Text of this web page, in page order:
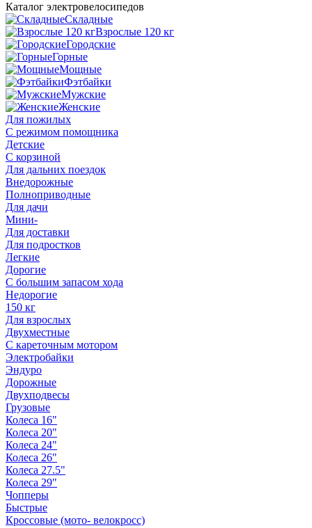
Каталог электровелосипедов
Складные
Взрослые 120 кг
Городские
Горные
Мощные
Фэтбайки
Мужские
Женские
Для пожилых
С режимом помощника
Детские
С корзиной
Для дальних поездок
Внедорожные
Полноприводные
Для дачи
Мини-
Для доставки
Для подростков
Легкие
Дорогие
С большим запасом хода
Недорогие
150 кг
Для взрослых
Двухместные
С кареточным мотором
Электробайки
Эндуро
Дорожные
Двухподвесы
Грузовые
Колеса 16"
Колеса 20"
Колеса 24"
Колеса 26"
Колеса 27.5"
Колеса 29"
Чопперы
Быстрые
Кроссовые (мото- велокросс)